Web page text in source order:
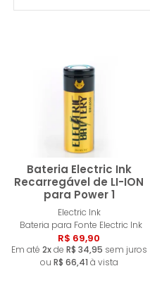
MENOR PREÇO
MAIOR PREÇO
Bateria Electric Ink
Recarregável de LI-ION
para Power 1
Electric Ink
Bateria para Fonte Electric Ink
R$ 69,90
Em até 2xde R$ 34,95 sem juros
ou R$ 66,41 à vista
Comprar